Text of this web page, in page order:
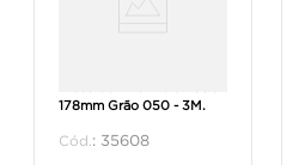
178mm Grão 050 - 3M.
: 35608